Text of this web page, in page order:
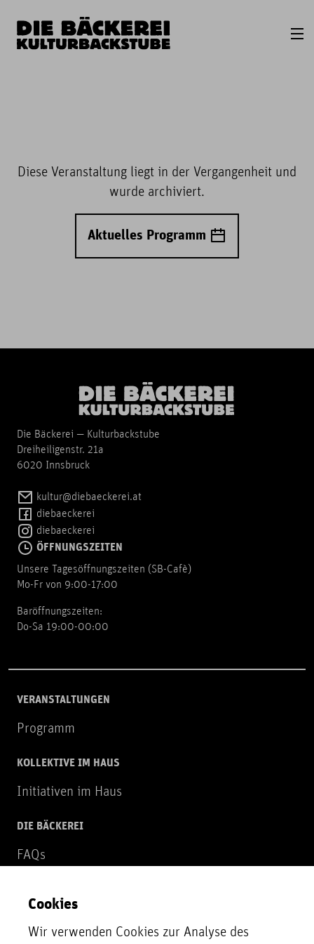
Diese Veranstaltung liegt in der Vergangenheit und
wurde archiviert.
Aktuelles Programm
Die Bäckerei — Kulturbackstube
Dreiheiligenstr. 21a
6020 Innsbruck
kultur@diebaeckerei.at
diebaeckerei
diebaeckerei
ÖFFNUNGSZEITEN
Unsere Tagesöffnungszeiten (SB-Cafè)
Mo-Fr von 9:00-17:00
Baröffnungszeiten:
Do-Sa 19:00-00:00
VERANSTALTUNGEN
Programm
KOLLEKTIVE IM HAUS
Initiativen im Haus
DIE BÄCKEREI
FAQs
NEWSLETTER
Zur Newsletter Anmeldung
Cookies
Wir verwenden Cookies zur Analyse des